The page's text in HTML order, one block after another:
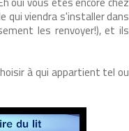
qui viendra s'installer dans
les renvoyer!), et ils
à qui appartient tel ou